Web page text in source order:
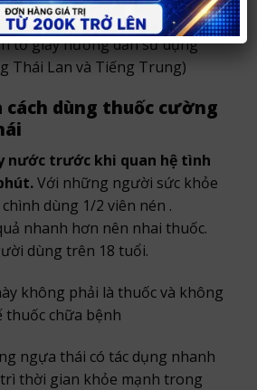
năm kể từ ngày sản xuất (ngày
tờ giấy hướng dẫn sử dụng
Thái Lan và Tiếng Trung)
cách dùng thuốc cường
nước trước khi quan hệ tình
Với những người sức khỏe
dùng 1/2 viên nén .
nhanh hơn nên nhai thuốc.
dùng trên 18 tuổi.
không phải là thuốc và không
thuốc chữa bệnh
ngựa thái có tác dụng nhanh
thời gian khỏe mạnh trong